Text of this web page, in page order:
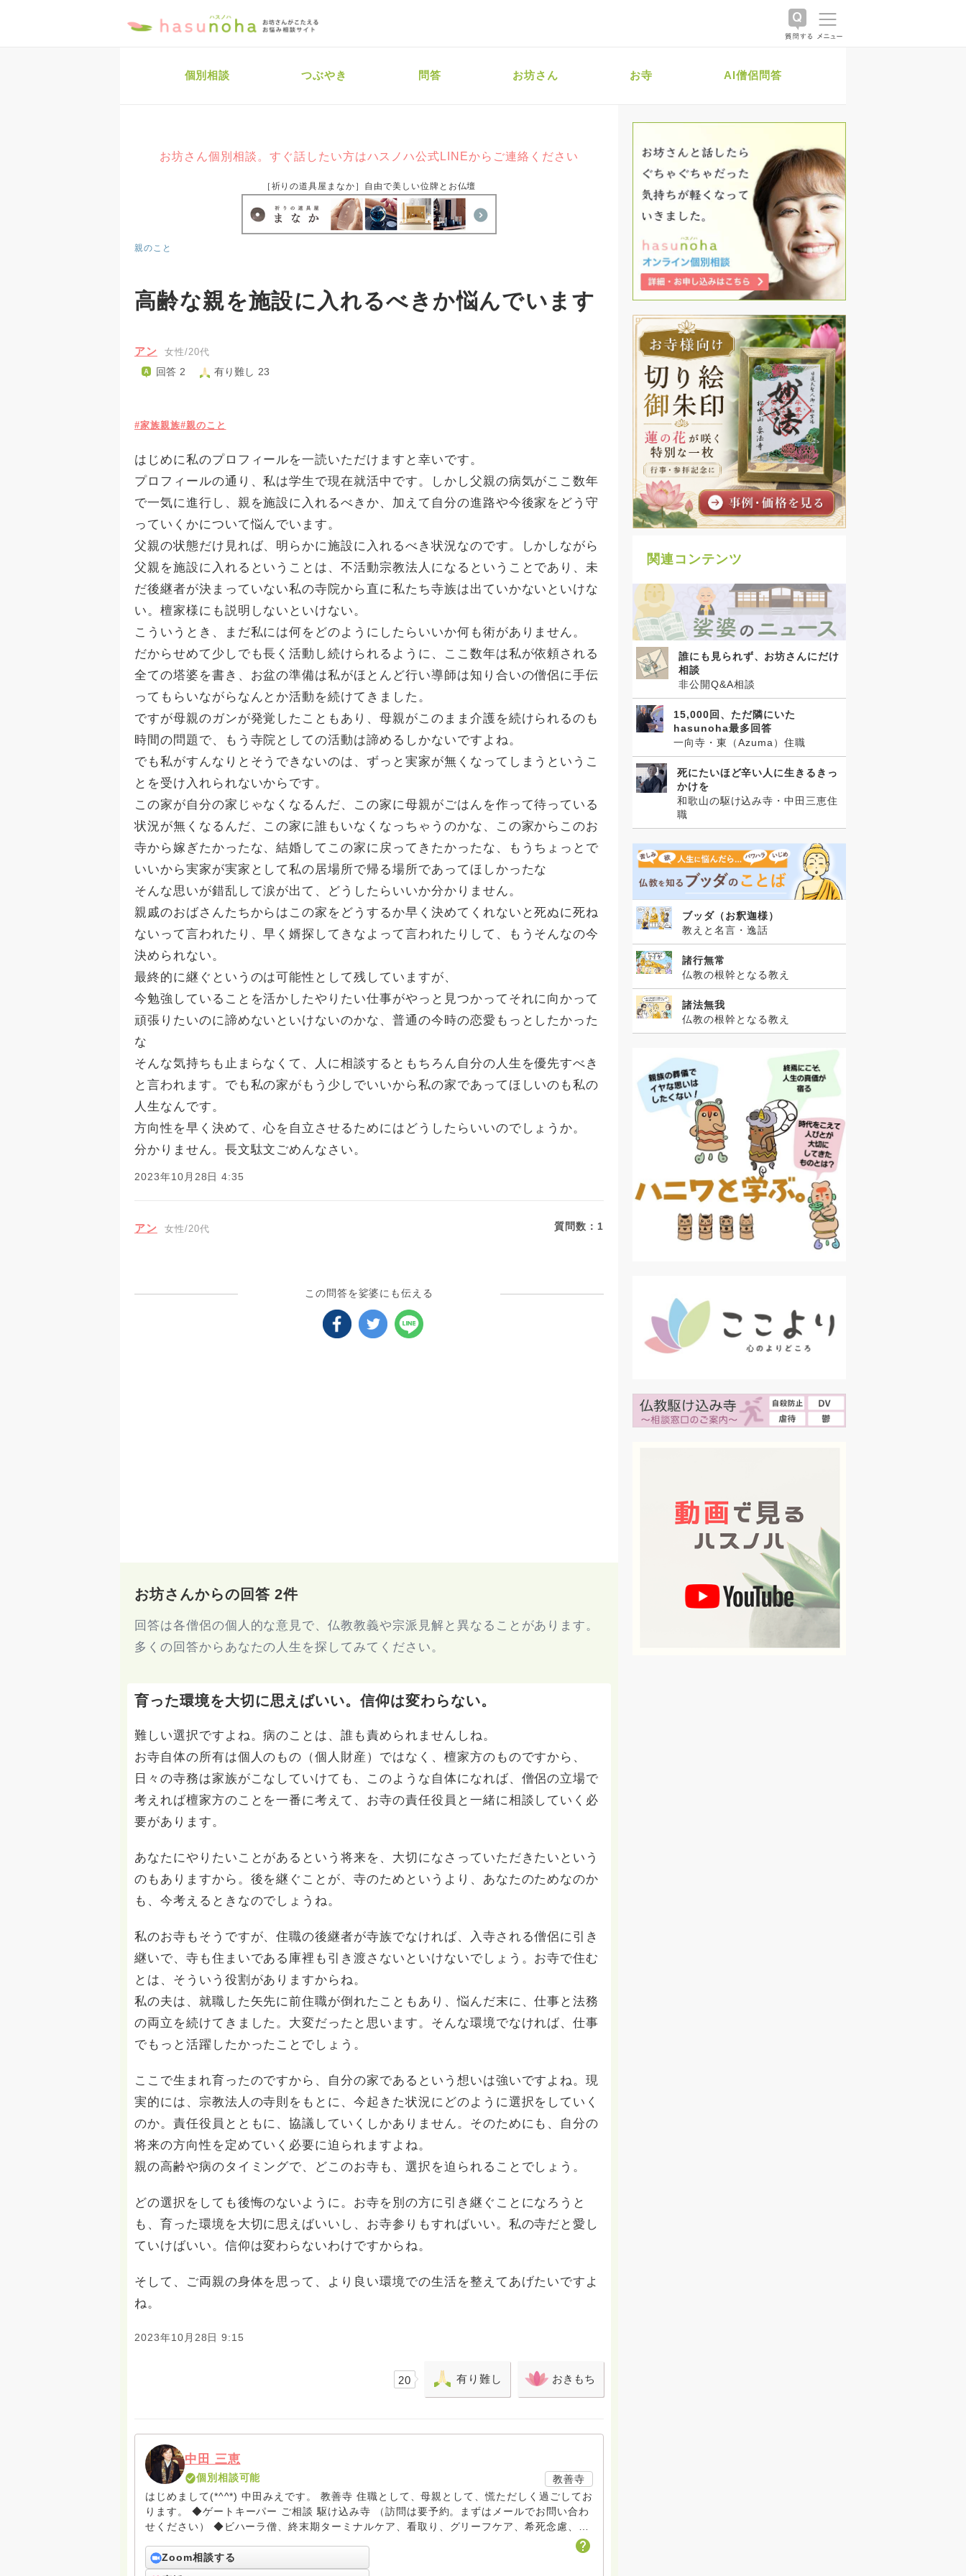
個別相談 つぶやき 問答 お坊さん お寺 AI僧侶問答
お坊さん個別相談。すぐ話したい方はハスノハ公式LINEからご連絡ください
［祈りの道具屋まなか］自由で美しい位牌とお仏壇
親のこと
高齢な親を施設に入れるべきか悩んでいます
アン 女性/20代
回答 2 有り難し 23
#家族親族#親のこと
はじめに私のプロフィールを一読いただけますと幸いです。
プロフィールの通り、私は学生で現在就活中です。しかし父親の病気がここ数年
で一気に進行し、親を施設に入れるべきか、加えて自分の進路や今後家をどう守
っていくかについて悩んでいます。
父親の状態だけ見れば、明らかに施設に入れるべき状況なのです。しかしながら
父親を施設に入れるということは、不活動宗教法人になるということであり、未
だ後継者が決まっていない私の寺院から直に私たち寺族は出ていかないといけな
い。檀家様にも説明しないといけない。
こういうとき、まだ私には何をどのようにしたらいいか何も術がありません。
だからせめて少しでも長く活動し続けられるように、ここ数年は私が依頼される
全ての塔婆を書き、お盆の準備は私がほとんど行い導師は知り合いの僧侶に手伝
ってもらいながらなんとか活動を続けてきました。
ですが母親のガンが発覚したこともあり、母親がこのまま介護を続けられるのも
時間の問題で、もう寺院としての活動は諦めるしかないですよね。
でも私がすんなりとそうできないのは、ずっと実家が無くなってしまうというこ
とを受け入れられないからです。
この家が自分の家じゃなくなるんだ、この家に母親がごはんを作って待っている
状況が無くなるんだ、この家に誰もいなくなっちゃうのかな、この家からこのお
寺から嫁ぎたかったな、結婚してこの家に戻ってきたかったな、もうちょっとで
いいから実家が実家として私の居場所で帰る場所であってほしかったな
そんな思いが錯乱して涙が出て、どうしたらいいか分かりません。
親戚のおばさんたちからはこの家をどうするか早く決めてくれないと死ぬに死ね
ないって言われたり、早く婿探してきなよって言われたりして、もうそんなの今
決められない。
最終的に継ぐというのは可能性として残していますが、
今勉強していることを活かしたやりたい仕事がやっと見つかってそれに向かって
頑張りたいのに諦めないといけないのかな、普通の今時の恋愛もっとしたかった
な
そんな気持ちも止まらなくて、人に相談するともちろん自分の人生を優先すべき
と言われます。でも私の家がもう少しでいいから私の家であってほしいのも私の
人生なんです。
方向性を早く決めて、心を自立させるためにはどうしたらいいのでしょうか。
分かりません。長文駄文ごめんなさい。
2023年10月28日 4:35
アン 女性/20代 質問数： 1
この問答を娑婆にも伝える
お坊さんからの回答 2件
回答は各僧侶の個人的な意見で、仏教教義や宗派見解と異なることがあります。
多くの回答からあなたの人生を探してみてください。
育った環境を大切に思えばいい。信仰は変わらない。
難しい選択ですよね。病のことは、誰も責められませんしね。
お寺自体の所有は個人のもの（個人財産）ではなく、檀家方のものですから、
日々の寺務は家族がこなしていけても、このような自体になれば、僧侶の立場で
考えれば檀家方のことを一番に考えて、お寺の責任役員と一緒に相談していく必
要があります。
あなたにやりたいことがあるという将来を、大切になさっていただきたいという
のもありますから。後を継ぐことが、寺のためというより、あなたのためなのか
も、今考えるときなのでしょうね。
私のお寺もそうですが、住職の後継者が寺族でなければ、入寺される僧侶に引き
継いで、寺も住まいである庫裡も引き渡さないといけないでしょう。お寺で住む
とは、そういう役割がありますからね。
私の夫は、就職した矢先に前住職が倒れたこともあり、悩んだ末に、仕事と法務
の両立を続けてきました。大変だったと思います。そんな環境でなければ、仕事
でもっと活躍したかったことでしょう。
ここで生まれ育ったのですから、自分の家であるという想いは強いですよね。現
実的には、宗教法人の寺則をもとに、今起きた状況にどのように選択をしていく
のか。責任役員とともに、協議していくしかありません。そのためにも、自分の
将来の方向性を定めていく必要に迫られますよね。
親の高齢や病のタイミングで、どこのお寺も、選択を迫られることでしょう。
どの選択をしても後悔のないように。お寺を別の方に引き継ぐことになろうと
も、育った環境を大切に思えばいいし、お寺参りもすればいい。私の寺だと愛し
ていけばいい。信仰は変わらないわけですからね。
そして、ご両親の身体を思って、より良い環境での生活を整えてあげたいですよ
ね。
2023年10月28日 9:15
20 有り難し おきもち
中田 三恵
個別相談可能
教善寺
はじめまして(*^^*) 中田みえです。 教善寺 住職として、母親として、慌ただしく過ごしてお
ります。 ◆ゲートキーパー ご相談 駆け込み寺 （訪問は要予約。まずはメールでお問い合わ
せください） ◆ビハーラ僧、終末期ターミナルケア、看取り、グリーフケア、希死念慮、自
死、産前産後うつ、育児、DV、デートDV、トラウマ、PTSD、傾聴トレーナー、手話、要約
筆記、行政相談員、女性支援員、小学校 中学校支援員としても、ケアサポートをしていま
す。 ◆一般社団法人『グリーフケアともしび』理事長 【ともしび遺族会】運営 毎月 第１
Zoom相談する
関連コンテンツ
誰にも見られず、お坊さんにだけ
相談
非公開Q&A相談
15,000回、ただ隣にいた
hasunoha最多回答
一向寺・東（Azuma）住職
死にたいほど辛い人に生きるきっ
かけを
和歌山の駆け込み寺・中田三恵住
職
ブッダ（お釈迦様）
教えと名言・逸話
諸行無常
仏教の根幹となる教え
諸法無我
仏教の根幹となる教え